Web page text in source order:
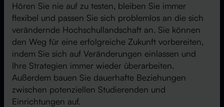
Hören Sie nie auf zu testen, bleiben Sie immer
flexibel und passen Sie sich problemlos an die sich
verändernde Hochschullandschaft an. Sie können
den Weg für eine erfolgreiche Zukunft vorbereiten,
indem Sie sich auf Veränderungen einlassen und
Ihre Strategien immer wieder überarbeiten.
Außerdem bauen Sie dauerhafte Beziehungen
zwischen potenziellen Studierenden und
Einrichtungen auf.